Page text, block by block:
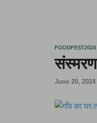
FOODFEST2024
June 20, 2024